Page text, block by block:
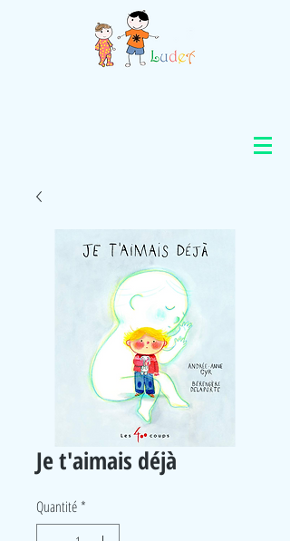
Je t'aimais déjà
Quantité *